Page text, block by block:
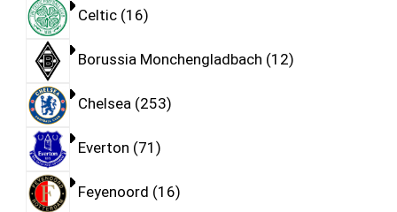
Celtic 16
Borussia Monchengladbach 12
Chelsea 253
Everton 71
Feyenoord 16